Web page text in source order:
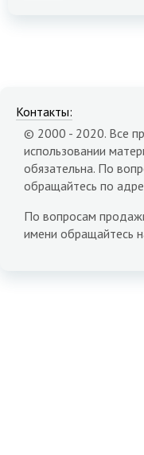
Контакты:
© 2000 - 2020. Все
использовании
обязательна. По
обращайтесь по
По вопросам
имени обращайтесь